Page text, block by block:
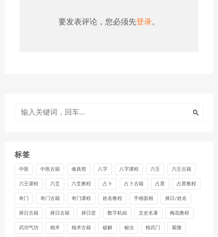
要发表评论，您必须先登录。
标签
中医 中医古籍 修真馆 八字 八字课程 六壬 六壬古籍
六壬课程 六爻 六爻教程 占卜 占卜古籍 占星 占星教程
奇门 奇门古籍 奇门课程 姓名教程 手相面相 择日/姓名
择日古籍 择日古籍 择日堂 数字机凶 文史名著 梅花教程
武功气功 相术 相术古籍 破解 秘法 精武门 紫微